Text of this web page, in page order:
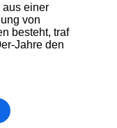
aus einer
von
besteht, traf
Jahre den